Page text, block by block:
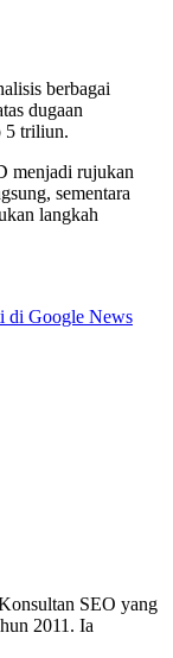
berbagai
dugaan
5 triliun.
menjadi rujukan
sementara
langkah
di Google News
SEO yang
2011. Ia